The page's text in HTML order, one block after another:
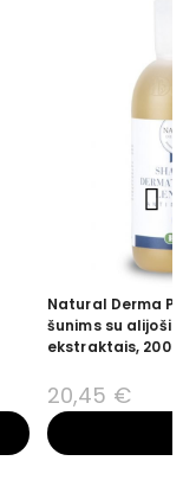
Natural Derma
šunims su
ekstraktais, 200 ml
20,45 €